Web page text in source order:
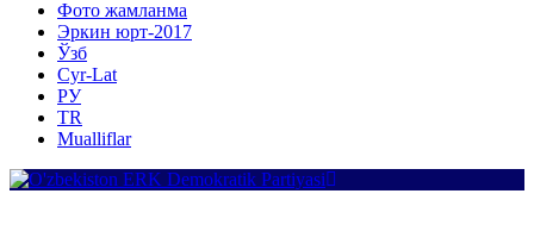
Фото жамланма
Эркин юрт-2017
Ўзб
Cyr-Lat
РУ
TR
Mualliflar